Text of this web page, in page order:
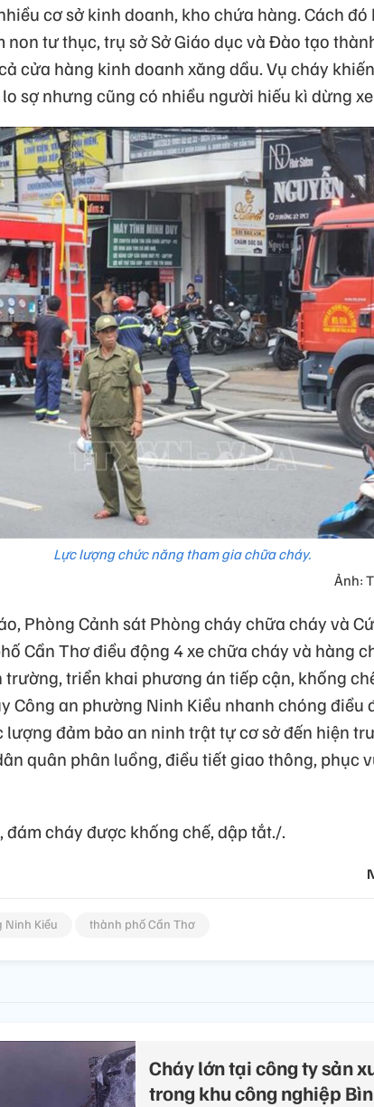
cơ sở kinh doanh, kho chứa hàng. Cách
non tư thục, trụ sở Sở Giáo dục và Đào tạo
cửa hàng kinh doanh xăng dầu. Vụ cháy
sợ nhưng cũng có nhiều người hiếu kì dừng
Lực lượng chức năng tham gia chữa cháy.
Ảnh:
Phòng Cảnh sát Phòng cháy chữa cháy và
Cần Thơ điều động 4 xe chữa cháy và hàng
trường, triển khai phương án tiếp cận, khống
Công an phường Ninh Kiều nhanh chóng điều
lượng đảm bảo an ninh trật tự cơ sở đến hiện
quân phân luồng, điều tiết giao thông, phục
đám cháy được khống chế, dập tắt./.
Ninh Kiều thành phố Cần Thơ
Cháy lớn tại công ty sản
trong khu công nghiệp